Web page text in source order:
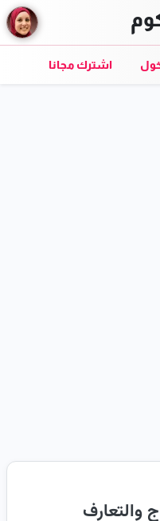
اشترك مجانا
والتعارف